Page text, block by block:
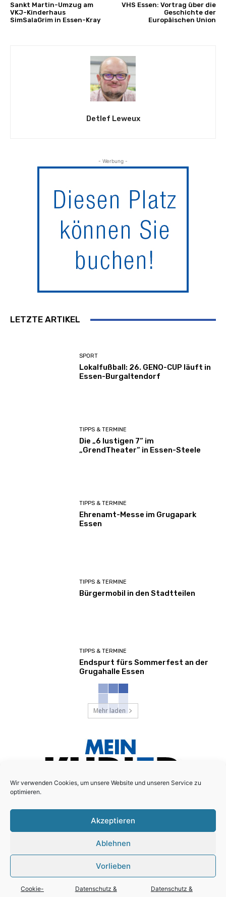
Wir verwenden Cookies, um unsere Website und unseren Service zu
optimieren.
Akzeptieren
Ablehnen
Vorlieben
Cookie- Datenschutz & Datenschutz &
Sankt Martin-Umzug am
VKJ-Kinderhaus
SimSalaGrim in Essen-Kray
VHS Essen: Vortrag über die
Geschichte der
Europäischen Union
Detlef Leweux
- Werbung -
LETZTE ARTIKEL
SPORT
Lokalfußball: 26. GENO-CUP läuft in
Essen-Burgaltendorf
TIPPS & TERMINE
Die „6 lustigen 7“ im
„GrendTheater“ in Essen-Steele
TIPPS & TERMINE
Ehrenamt-Messe im Grugapark
Essen
TIPPS & TERMINE
Bürgermobil in den Stadtteilen
TIPPS & TERMINE
Endspurt fürs Sommerfest an der
Grugahalle Essen
Mehr laden
Schreiben Sie uns:redaktion@mein-kurier.ruhr
© Copyright - LC Medien GmbH